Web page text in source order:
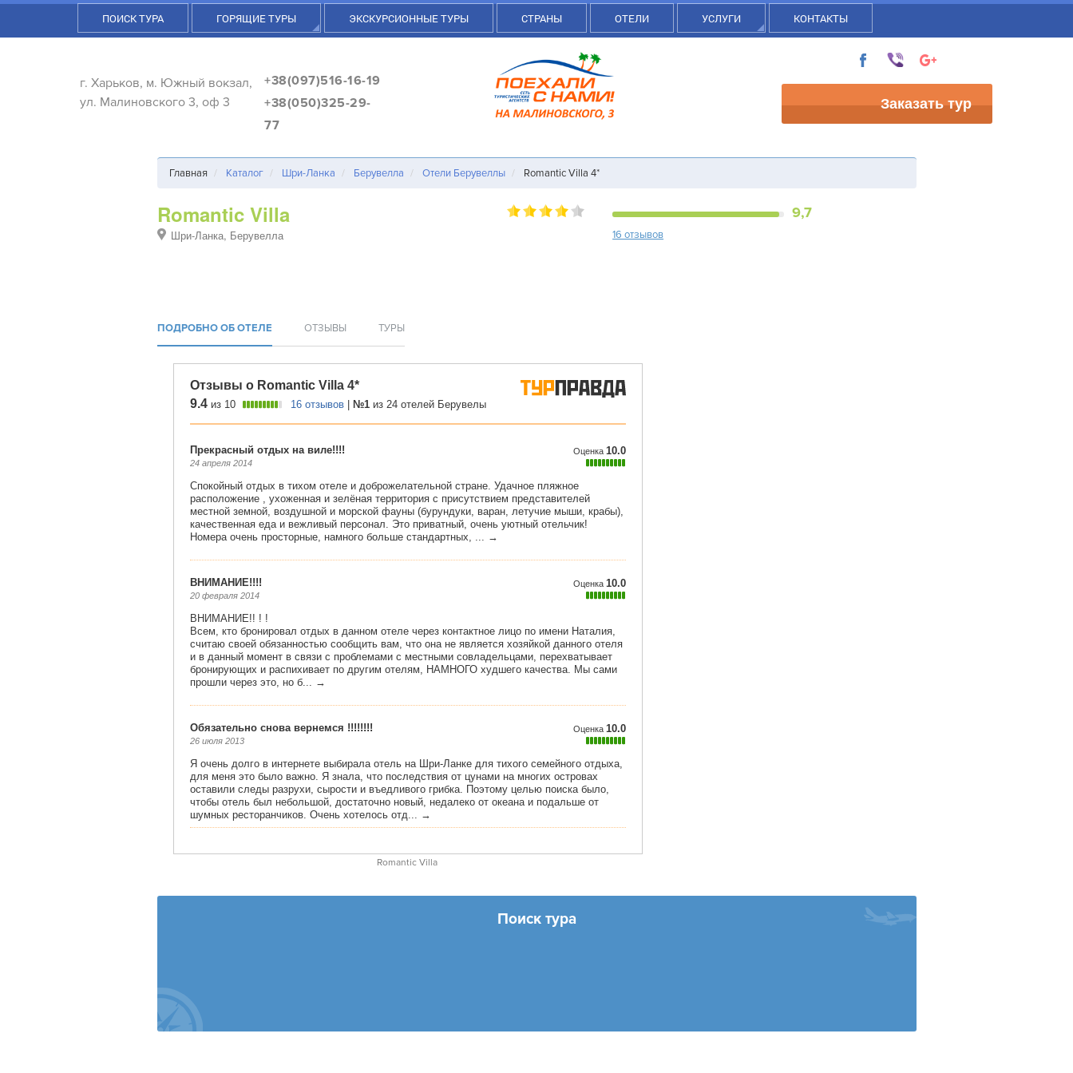
ПОИСК ТУРА ГОРЯЩИЕ ТУРЫ ЭКСКУРСИОННЫЕ ТУРЫ СТРАНЫ ОТЕЛИ УСЛУГИ КОНТАКТЫ
г. Харьков, м. Южный вокзал,
ул. Малиновского 3, оф 3
+38(097)516-16-19
+38(050)325-29-
77
Заказать тур
Главная Каталог Шри-Ланка Берувелла Отели Берувеллы Romantic Villa 4*
Romantic Villa
Шри-Ланка, Берувелла
9,7
16 отзывов
ПОДРОБНО ОБ ОТЕЛЕ ОТЗЫВЫ ТУРЫ
Romantic Villa
Поиск тура